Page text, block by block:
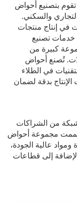
تقوم بتصنيع أحواض
والسكني.
في إنتاج منتجات
خدمات تصنيع
كبيرة من
تُصنع أحواض
في الطلاء
بدقة لضمان
من الشراكات
صُممت مجموعة أحواض
ومواد عالية الجودة،
إلى قطاعات